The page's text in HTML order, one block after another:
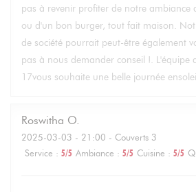
pas à revenir profiter de notre ambiance
ou d'un bon burger, tout fait maison.
de société pourrait peut-être également
pas à nous demander conseil !. L'équipe
17vous souhaite une belle journée
Roswitha O
2025-03-03 - 21:00 - Couverts 3
Service : 5/5 Ambiance : 5/5 Cuisine : 5/5